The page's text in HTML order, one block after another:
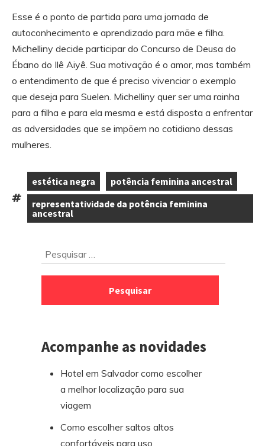
Esse é o ponto de partida para uma jornada de
autoconhecimento e aprendizado para mãe e filha.
Michelliny decide participar do Concurso de Deusa do
Ébano do Ilê Aiyê. Sua motivação é o amor, mas também
o entendimento de que é preciso vivenciar o exemplo
que deseja para Suelen. Michelliny quer ser uma rainha
para a filha e para ela mesma e está disposta a enfrentar
as adversidades que se impõem no cotidiano dessas
mulheres.
Tags:
estética negra
,
potência feminina ancestral
,
representatividade da potência feminina
ancestral
Pesquisar
Acompanhe as novidades
Hotel em Salvador como escolher
a melhor localização para sua
viagem
Como escolher saltos altos
confortáveis para uso